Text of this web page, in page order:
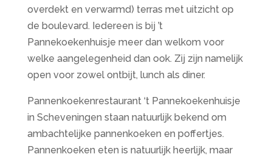
overdekt en verwarmd) terras met uitzicht op
de boulevard. Iedereen is bij ’t
Pannekoekenhuisje meer dan welkom voor
welke aangelegenheid dan ook. Zij zijn namelijk
open voor zowel ontbijt, lunch als diner.
Pannenkoekenrestaurant ‘t Pannekoekenhuisje
in Scheveningen staan natuurlijk bekend om
ambachtelijke pannenkoeken en poffertjes.
Pannenkoeken eten is natuurlijk heerlijk, maar